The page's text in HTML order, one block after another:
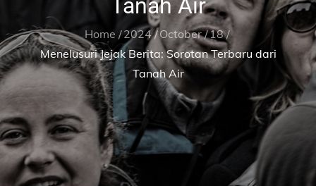
Tanah Air
Home 2024 October 18
Menelusuri Jejak Berita: Sorotan Terbaru dari
Tanah Air